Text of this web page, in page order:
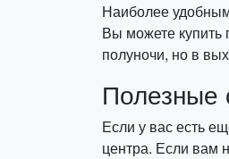
Наиболее
Вы можете купить
полуночи, но в
Полезные
Если у вас есть
центра. Если вам